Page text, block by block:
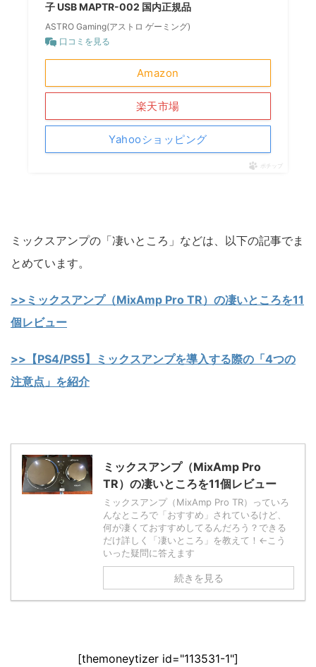
子 USB MAPTR-002 国内正規品
ASTRO Gaming(アストロ ゲーミング)
口コミを見る
Amazon
楽天市場
Yahooショッピング
ポチップ
ミックスアンプの「凄いところ」などは、以下の記事でま
とめています。
>>ミックスアンプ（MixAmp Pro TR）の凄いところを11
個レビュー
>>【PS4/PS5】ミックスアンプを導入する際の「4つの
注意点」を紹介
ミックスアンプ（MixAmp Pro
TR）の凄いところを11個レビュー
ミックスアンプ（MixAmp Pro TR）っていろ
んなところで「おすすめ」されているけど、
何が凄くておすすめしてるんだろう？できる
だけ詳しく「凄いところ」を教えて！←こう
いった疑問に答えます
続きを見る
[themoneytizer id="113531-1"]